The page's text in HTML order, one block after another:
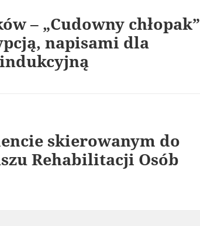
– „Cudowny chłopak”
napisami dla
skierowanym do
Rehabilitacji Osób